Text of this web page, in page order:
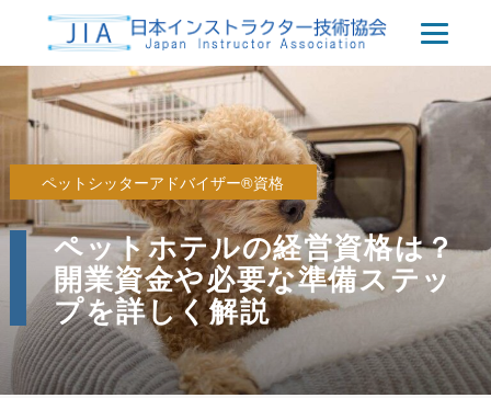
ペットシッターアドバイザー®資格
ペットホテルの経営資格は？
開業資金や必要な準備ステッ
プを詳しく解説